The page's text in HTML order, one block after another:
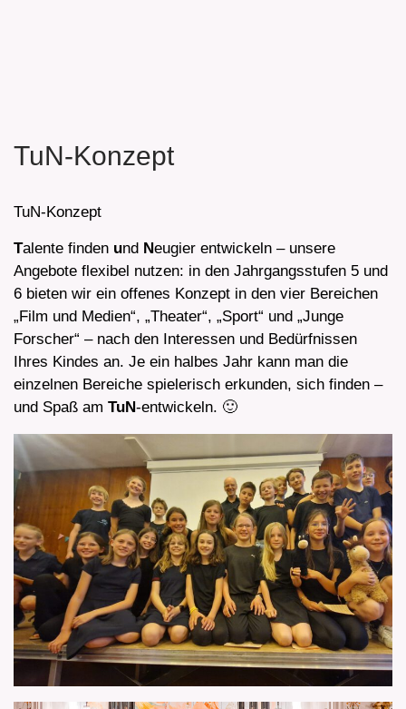
TuN-Konzept
TuN-Konzept
Talente finden und Neugier entwickeln – unsere
Angebote flexibel nutzen: in den Jahrgangsstufen 5 und
6 bieten wir ein offenes Konzept in den vier Bereichen
„Film und Medien“, „Theater“, „Sport“ und „Junge
Forscher“ – nach den Interessen und Bedürfnissen
Ihres Kindes an. Je ein halbes Jahr kann man die
einzelnen Bereiche spielerisch erkunden, sich finden –
und Spaß am TuN-entwickeln. 🙂